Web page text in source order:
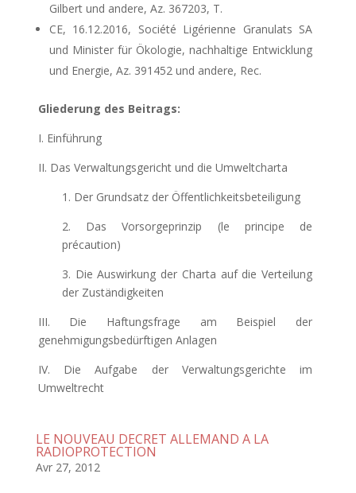
Gilbert und andere, Az. 367203, T.
CE, 16.12.2016, Société Ligérienne Granulats SA
und Minister für Ökologie, nachhaltige Entwicklung
und Energie, Az. 391452 und andere, Rec.
Gliederung des Beitrags:
I. Einführung
II. Das Verwaltungsgericht und die Umweltcharta
1. Der Grundsatz der Öffentlichkeitsbeteiligung
2. Das Vorsorgeprinzip (le principe de
précaution)
3. Die Auswirkung der Charta auf die Verteilung
der Zuständigkeiten
III. Die Haftungsfrage am Beispiel der
genehmigungsbedürftigen Anlagen
IV. Die Aufgabe der Verwaltungsgerichte im
Umweltrecht
LE NOUVEAU DECRET ALLEMAND A LA
RADIOPROTECTION
Avr 27, 2012